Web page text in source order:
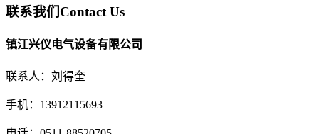
联系我们Contact Us
镇江兴仪电气设备有限公司
联系人：刘得奎
手机：13912115693